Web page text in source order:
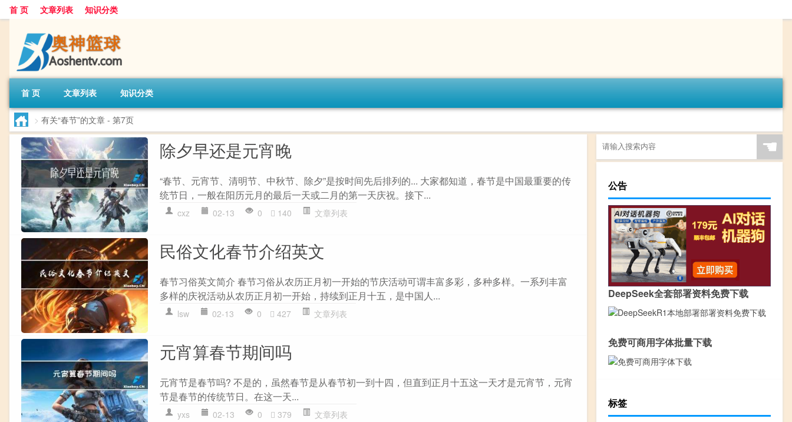
首 页 文章列表 知识分类
首 页 文章列表 知识分类
> 有关“春节”的文章 - 第7页
除夕早还是元宵晚
“春节、元宵节、清明节、中秋节、除夕”是按时间先后排列的... 大家都知道，春节是中国最重要的传
统节日，一般在阳历元月的最后一天或二月的第一天庆祝。接下...
cxz 02-13 0 140 文章列表
民俗文化春节介绍英文
春节习俗英文简介 春节习俗从农历正月初一开始的节庆活动可谓丰富多彩，多种多样。一系列丰富
多样的庆祝活动从农历正月初一开始，持续到正月十五，是中国人...
lsw 02-13 0 427 文章列表
元宵算春节期间吗
元宵节是春节吗? 不是的，虽然春节是从春节初一到十四，但直到正月十五这一天才是元宵节，元宵
节是春节的传统节日。在这一天...
yxs 02-13 0 379 文章列表
☚
公告
DeepSeek全套部署资料免费下载
免费可商用字体批量下载
标签